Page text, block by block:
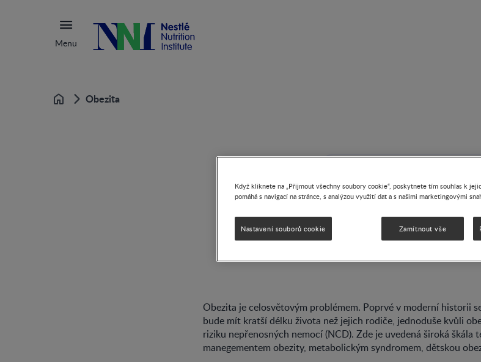
Menu
Home Obezita
Obezita
Obezita je celosvětovým problémem. Poprvé v moderní historii
bude mít kratší délku života než jejich rodiče, jednoduše kvůli
riziku nepřenosných nemocí (NCD). Zde je uvedená široká škála
manegementem obezity, metabolickým syndromem, dětskou
Když kliknete na „Přijmout všechny soubory cookie“, poskytnete tím souhlas k
pomáhá s navigací na stránce, s analýzou využití dat a s našimi marketingovými
Zamítnout vše
Nastavení souborů cookie